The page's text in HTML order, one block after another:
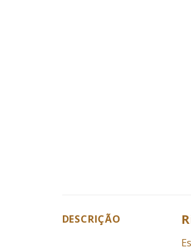
DESCRIÇÃO